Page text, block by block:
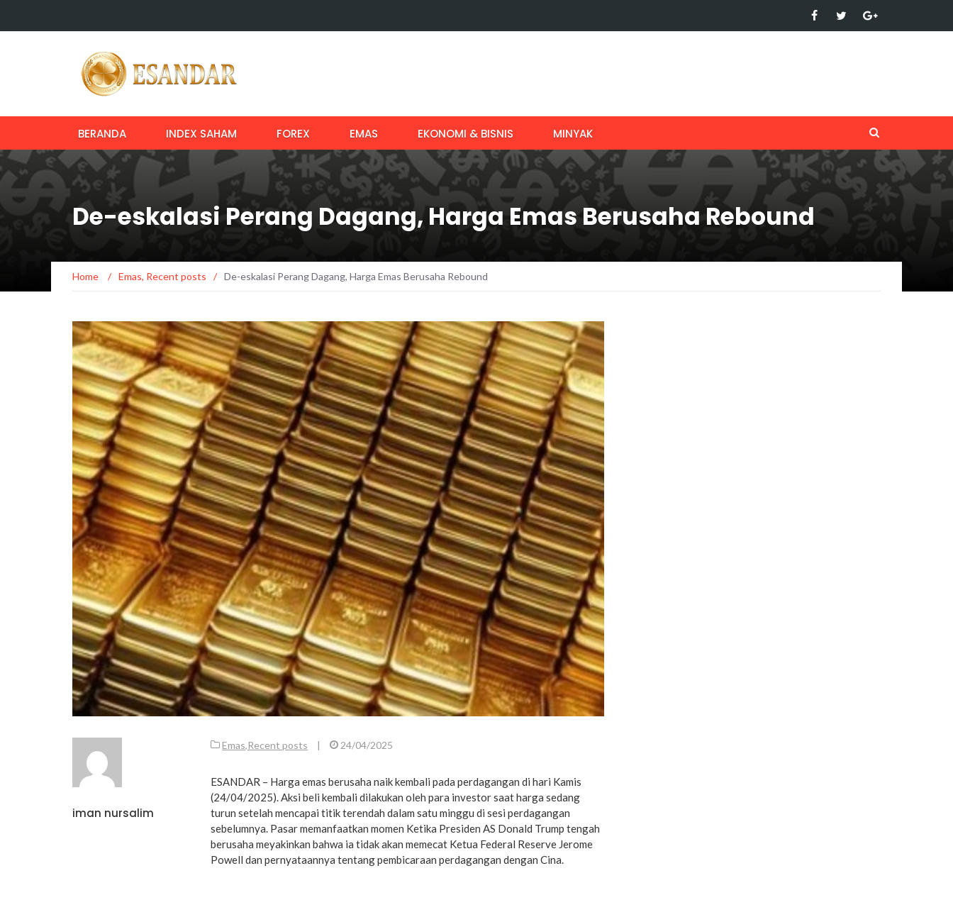
BERANDA INDEX SAHAM FOREX EMAS EKONOMI & BISNIS MINYAK
De-eskalasi Perang Dagang, Harga Emas Berusaha Rebound
Home / Emas, Recent posts / De-eskalasi Perang Dagang, Harga Emas Berusaha Rebound
iman nursalim
Emas,Recent posts | 24/04/2025
ESANDAR – Harga emas berusaha naik kembali pada perdagangan di hari Kamis
(24/04/2025). Aksi beli kembali dilakukan oleh para investor saat harga sedang
turun setelah mencapai titik terendah dalam satu minggu di sesi perdagangan
sebelumnya. Pasar memanfaatkan momen Ketika Presiden AS Donald Trump tengah
berusaha meyakinkan bahwa ia tidak akan memecat Ketua Federal Reserve Jerome
Powell dan pernyataannya tentang pembicaraan perdagangan dengan Cina.